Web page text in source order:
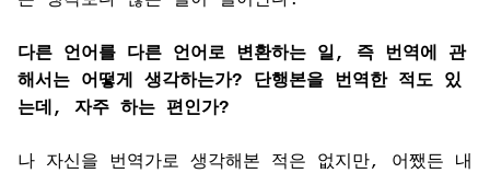
다른 언어를 다른 언어로 변환하는 일, 즉 번역에 관
해서는 어떻게 생각하는가? 단행본을 번역한 적도 있
는데, 자주 하는 편인가?
나 자신을 번역가로 생각해본 적은 없지만, 어쨌든 내